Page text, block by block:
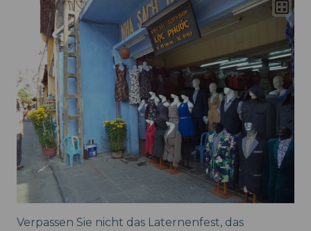
Verpassen Sie nicht das Laternenfest, das